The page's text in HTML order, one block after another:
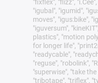
"fixflex", "flizz",
"igubal", "igumid",
moves", "igus:bike",
"iguversum",
plastics", "motion
for longer life",
"readycable",
"reguse", "robolink",
"superwise", "take
"tribotape", "triflex",